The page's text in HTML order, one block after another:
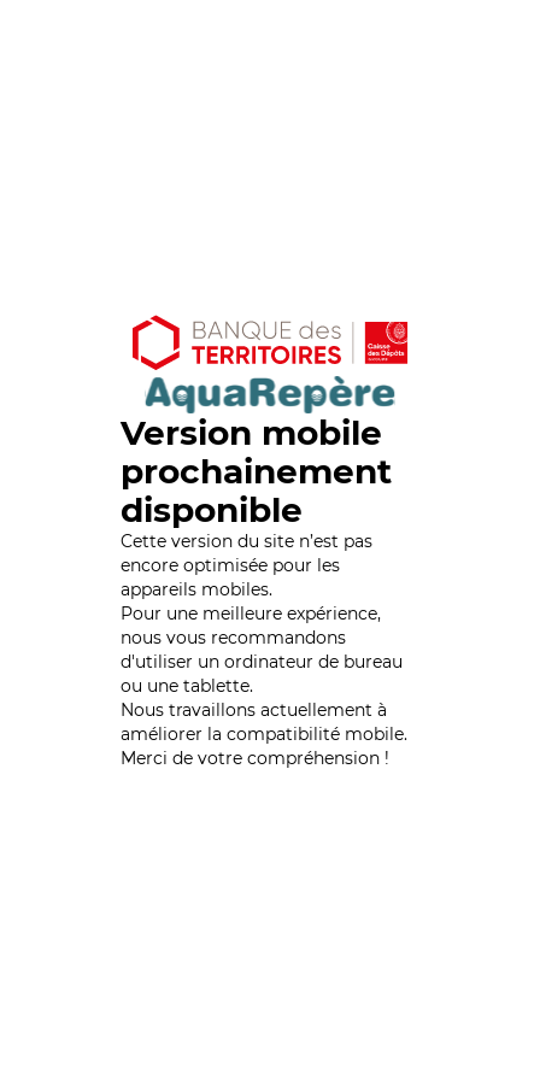
Version mobile
prochainement
disponible
Cette version du site n’est pas
encore optimisée pour les
appareils mobiles.
Pour une meilleure expérience,
nous vous recommandons
d'utiliser un ordinateur de bureau
ou une tablette.
Nous travaillons actuellement à
améliorer la compatibilité mobile.
Merci de votre compréhension !